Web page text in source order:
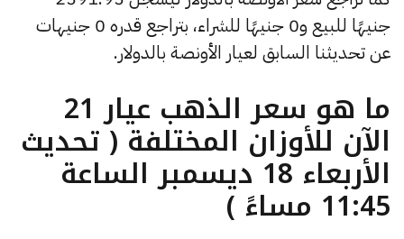
جنيهًا للبيع و0 جنيهًا للشراء، بتراجع قدره 0 جنيهات
عن تحديثنا السابق لعيار الأونصة بالدولار.
ما هو سعر الذهب عيار 21
الآن للأوزان المختلفة ( تحديث
الأربعاء 18 ديسمبر الساعة
11:45 مساءً )